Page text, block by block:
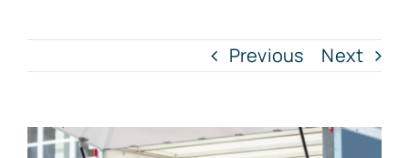
Previous Next
View